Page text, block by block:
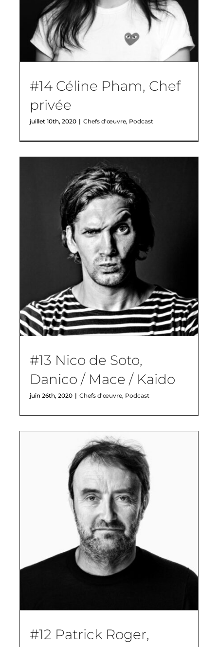
#14 Céline Pham, Chef
privée
juillet 10th, 2020 | Chefs d'œuvre, Podcast
#13 Nico de Soto,
Danico / Mace / Kaido
juin 26th, 2020 | Chefs d'œuvre, Podcast
#12 Patrick Roger,